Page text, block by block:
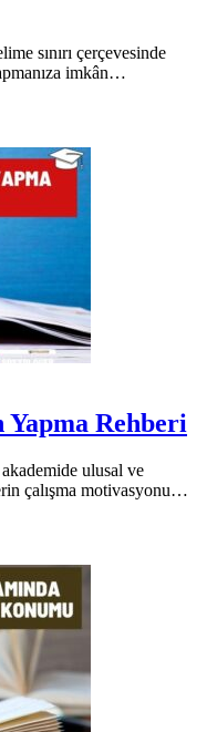
sınırı çerçevesinde
imkân…
Yapma Rehberi
ulusal ve
çalışma motivasyonu…